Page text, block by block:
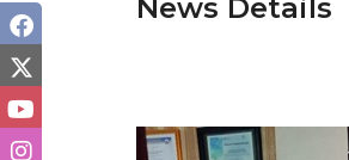
News Details